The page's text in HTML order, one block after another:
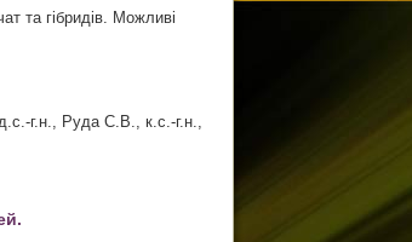
та гібридів. Можливі
г.н., Руда С.В., к.с.-г.н.,